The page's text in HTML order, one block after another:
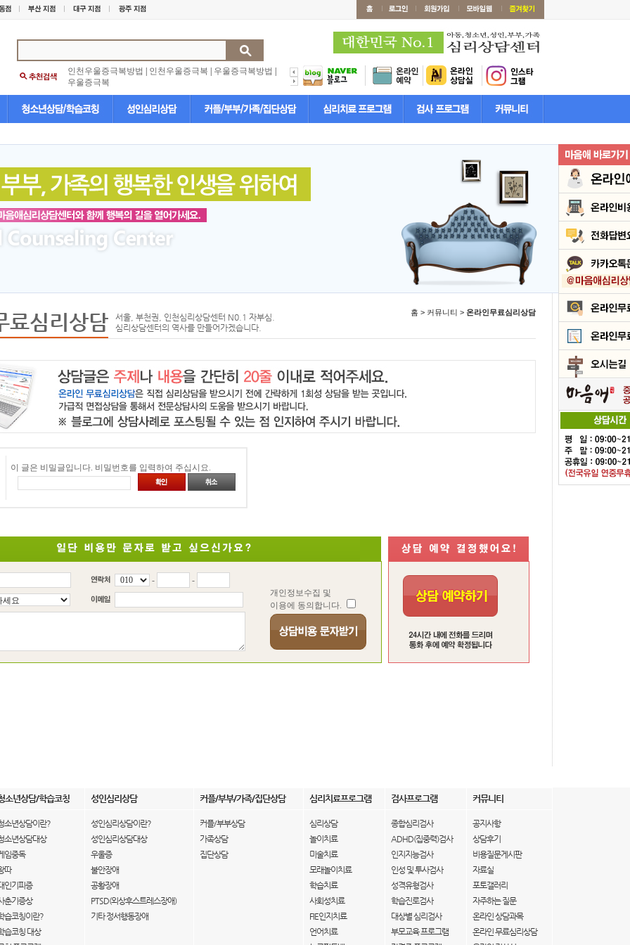
인천우울증극복방법 인천우울증극복 우울증극복방법
우울증극복
료심리상담
서울, 부천권, 인천심리상담센터 N0.1 자부심.
심리상담센터의 역사를 만들어가겠습니다.
홈 > 커뮤니티 > 온라인무료심리상담
이 글은 비밀글입니다. 비밀번호를 입력하여 주십시요.
-
-
개인정보수집 및
이용에 동의합니다.
소년상담/학습코칭 성인심리상담 커플/부부/가족/집단상담 심리치료프로그램 검사프로그램 커뮤니티
소년상담이란?
소년상담대상
임중독
따
인기피증
춘기증상
습코칭이란?
습코칭 대상
성인심리상담이란?
성인심리상담대상
우울증
불안장애
공황장애
PTSD(외상후스트레스장애)
기타 정서행동장애
커플/부부상담
가족상담
집단상담
심리상담
놀이치료
미술치료
모래놀이치료
학습치료
사회성치료
FIE인지치료
언어치료
종합심리검사
ADHD(집중력)검사
인지지능검사
인성 및 투사검사
성격유형검사
학습진로검사
대상별 심리검사
부모교육 프로그램
공지사항
상담후기
비용질문게시판
자료실
포토갤러리
자주하는 질문
온라인 상담과목
온라인 무료심리상담